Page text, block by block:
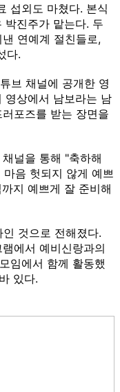
섭외도 마쳤다. 본식
박진주가 맡는다. 두
연예계 절친들로,
다.
브 채널에 공개한 영
영상에서 남보라는 남
포즈를 받는 장면을
널을 통해 "축하해
음 헛되지 않게 예쁘
지 예쁘게 잘 준비해
것으로 전해졌다.
에서 예비신랑과의
임에서 함께 활동했
있다.